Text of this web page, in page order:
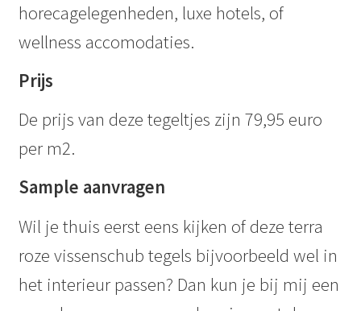
horecagelegenheden, luxe hotels, of
wellness accomodaties.
Prijs
De prijs van deze tegeltjes zijn 79,95 euro
per m2.
Sample aanvragen
Wil je thuis eerst eens kijken of deze terra
roze vissenschub tegels bijvoorbeeld wel in
het interieur passen? Dan kun je bij mij een